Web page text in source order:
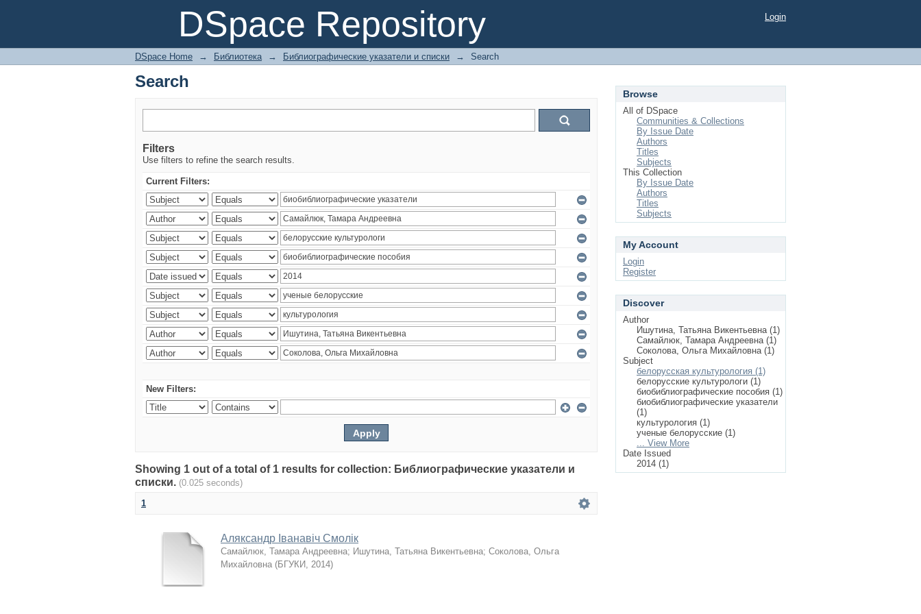
DSpace Repository
Search Login
DSpace Home → Библиотека → Библиографические указатели и списки → Search
Search
Filters
Use filters to refine the search results.
Current Filters:
New Filters:
Showing 1 out of a total of 1 results for collection: Библиографические указатели и
списки. (0.025 seconds)
1
Аляксандр Іванавіч Смолік
Самайлюк, Тамара Андреевна; Ишутина, Татьяна Викентьевна; Соколова, Ольга
Михайловна (БГУКИ, 2014)
Browse
All of DSpace
Communities & Collections
By Issue Date
Authors
Titles
Subjects
This Collection
By Issue Date
Authors
Titles
Subjects
My Account
Login
Register
Discover
Author
Ишутина, Татьяна Викентьевна (1)
Самайлюк, Тамара Андреевна (1)
Соколова, Ольга Михайловна (1)
Subject
белорусская культурология (1)
белорусские культурологи (1)
биобиблиографические пособия (1)
биобиблиографические указатели
(1)
культурология (1)
ученые белорусские (1)
... View More
Date Issued
2014 (1)